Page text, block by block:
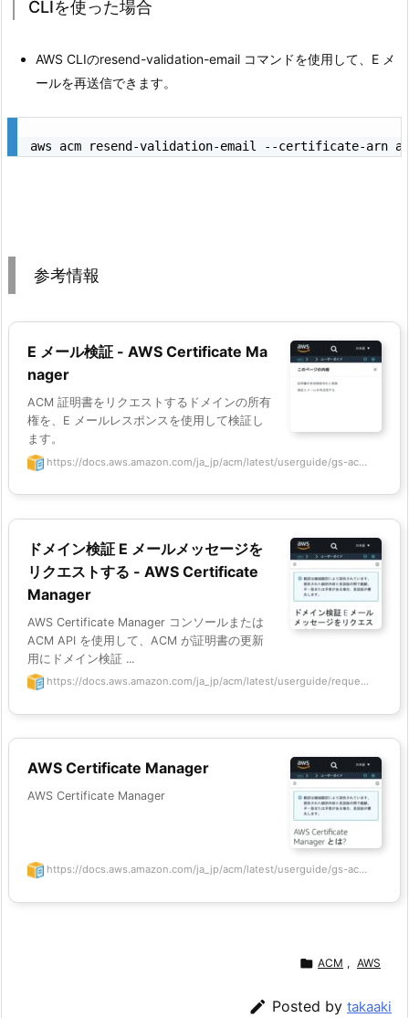
CLIを使った場合
AWS CLIのresend-validation-email コマンドを使用して、E メ
ールを再送信できます。
参考情報
E メール検証 - AWS Certificate Ma
nager
ACM 証明書をリクエストするドメインの所有
権を、E メールレスポンスを使用して検証し
ます。
https://docs.aws.amazon.com/ja_jp/acm/latest/userguide/gs-ac...
ドメイン検証 E メールメッセージを
リクエストする - AWS Certificate
Manager
AWS Certificate Manager コンソールまたは
ACM API を使用して、ACM が証明書の更新
用にドメイン検証 ...
https://docs.aws.amazon.com/ja_jp/acm/latest/userguide/reque...
AWS Certificate Manager
AWS Certificate Manager
https://docs.aws.amazon.com/ja_jp/acm/latest/userguide/gs-ac...
 ACM , AWS
 Posted by takaaki